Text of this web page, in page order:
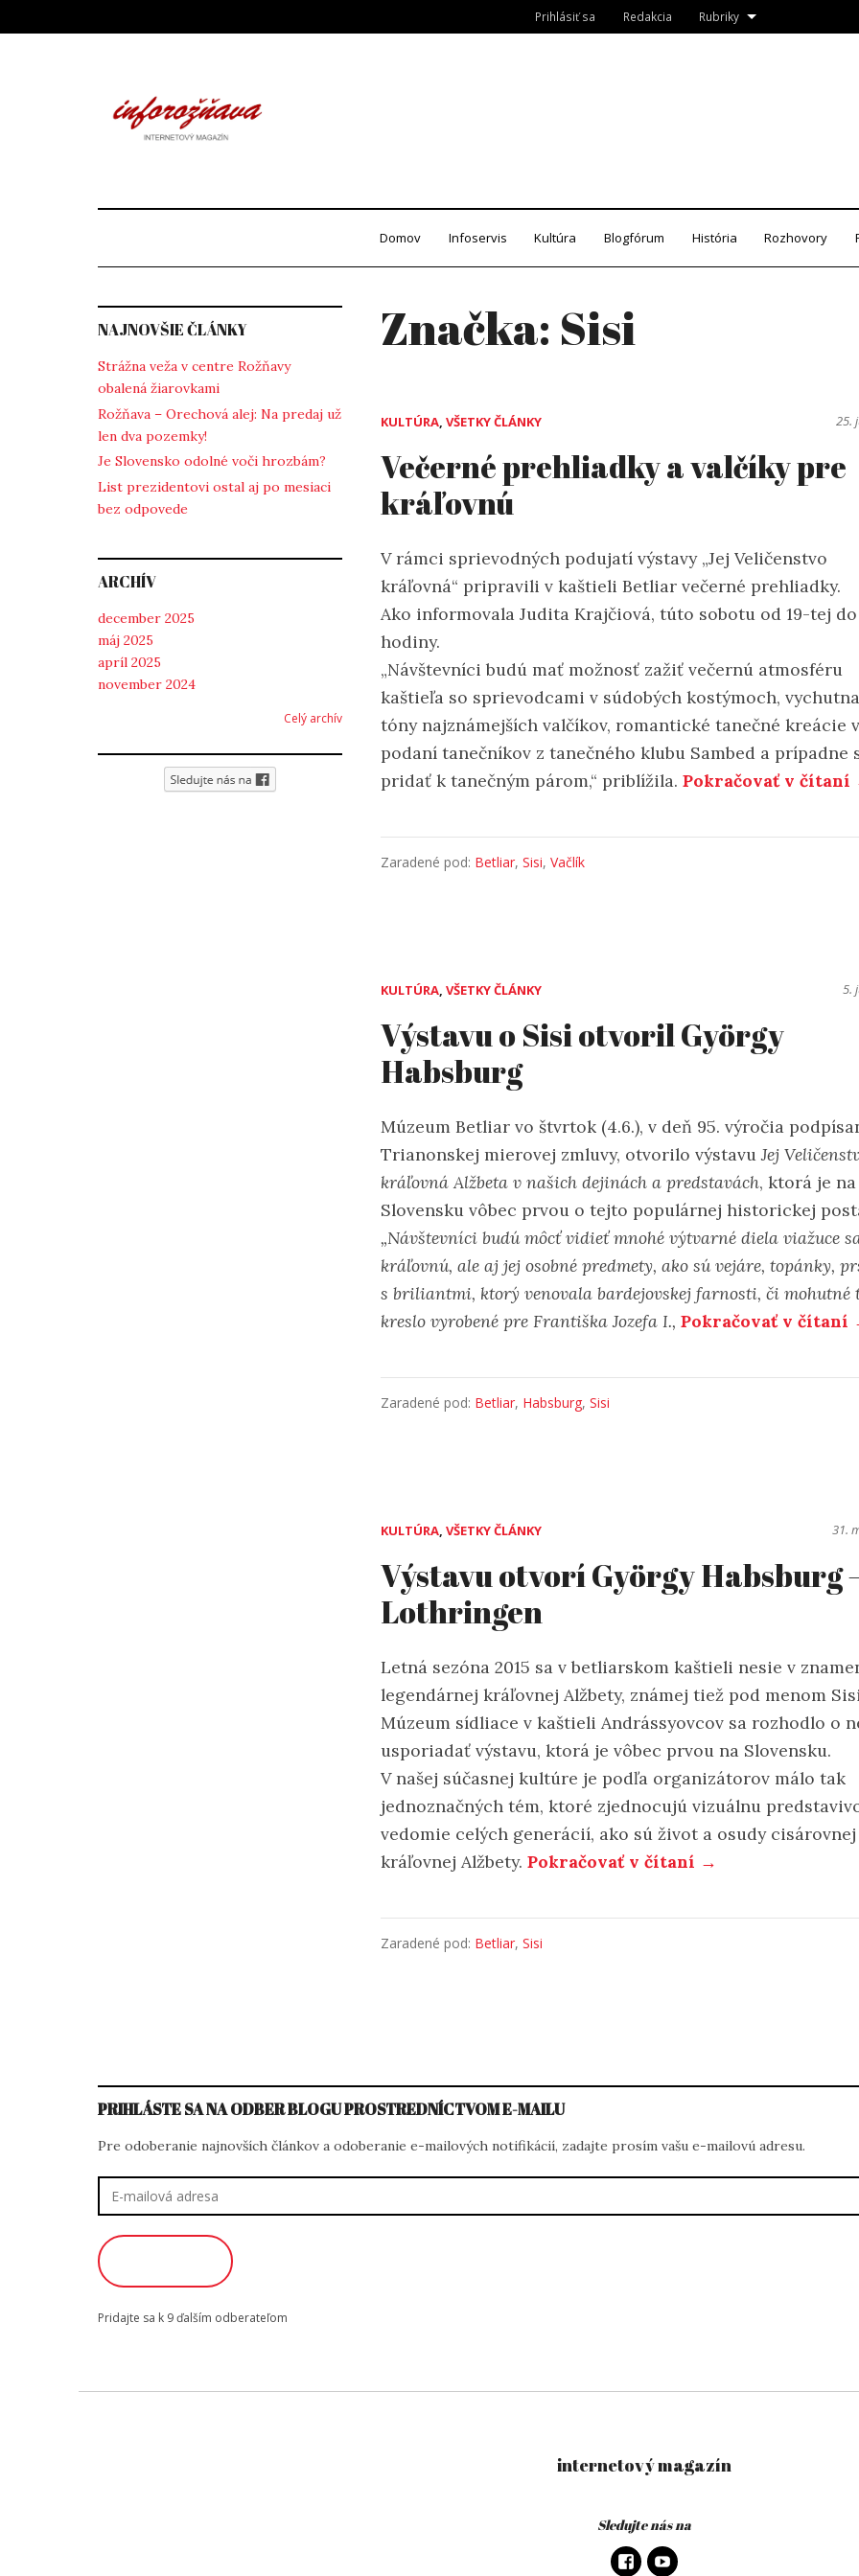
to
Prihlásiť sa Redakcia Rubriky
Domov Infoservis Kultúra Blogfórum História Rozhovory
Značka: Sisi
KULTÚRA, VŠETKY ČLÁNKY 25.
Večerné prehliadky a valčíky pre
kráľovnú
V rámci sprievodných podujatí výstavy „Jej Veličenstvo
kráľovná“ pripravili v kaštieli Betliar večerné prehliadky.
Ako informovala Judita Krajčiová, túto sobotu od 19-tej do
hodiny.
„Návštevníci budú mať možnosť zažiť večernú atmosféru
kaštieľa so sprievodcami v súdobých kostýmoch,
tóny najznámejších valčíkov, romantické tanečné kreácie v
podaní tanečníkov z tanečného klubu Sambed a prípadne
pridať k tanečným párom,“ priblížila. Pokračovať v čítaní
Zaradené pod: Betliar, Sisi, Vačlík
KULTÚRA, VŠETKY ČLÁNKY 5.
Výstavu o Sisi otvoril György
Habsburg
Múzeum Betliar vo štvrtok (4.6.), v deň 95. výročia
Trianonskej mierovej zmluvy, otvorilo výstavuJej
kráľovná Alžbeta v našich dejinách a predstavách, ktorá je na
Slovensku vôbec prvou o tejto populárnej historickej
„Návštevníci budú môcť vidieť mnohé výtvarné diela viažuce
kráľovnú, ale aj jej osobné predmety, ako sú vejáre, topánky,
s briliantmi, ktorý venovala bardejovskej farnosti, či mohutné
kreslo vyrobené pre Františka Jozefa I., Pokračovať v čítaní
Zaradené pod: Betliar, Habsburg, Sisi
KULTÚRA, VŠETKY ČLÁNKY 31.
Výstavu otvorí György Habsburg
Lothringen
Letná sezóna 2015 sa v betliarskom kaštieli nesie v
legendárnej kráľovnej Alžbety, známej tiež pod menom
Múzeum sídliace v kaštieli Andrássyovcov sa rozhodlo o
usporiadať výstavu, ktorá je vôbec prvou na Slovensku.
V našej súčasnej kultúre je podľa organizátorov málo tak
jednoznačných tém, ktoré zjednocujú vizuálnu
vedomie celých generácií, ako sú život a osudy cisárovnej
kráľovnej Alžbety. Pokračovať v čítaní →
Zaradené pod: Betliar, Sisi
NAJNOVŠIE ČLÁNKY
Strážna veža v centre Rožňavy
obalená žiarovkami
Rožňava – Orechová alej: Na predaj už
len dva pozemky!
Je Slovensko odolné voči hrozbám?
List prezidentovi ostal aj po mesiaci
bez odpovede
ARCHÍV
december 2025
máj 2025
apríl 2025
november 2024
Celý archív
PRIHLÁSTE SA NA ODBER BLOGU PROSTREDNÍCTVOM E-MAILU
Pre odoberanie najnovších článkov a odoberanie e-mailových notifikácií, zadajte prosím vašu e-mailovú adresu.
adresa
Pridajte sa k 9 ďalším odberateľom
internetový magazín
Sledujte nás na